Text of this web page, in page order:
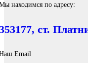
находимся по адресу:
ст.
Email